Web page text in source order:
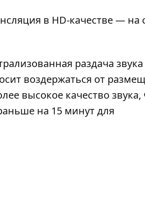
в HD-качестве — на
раздача звука
воздержаться от
высокое качество звука,
на 15 минут для